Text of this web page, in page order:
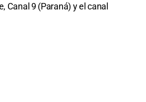
Canal 9 (Paraná) y el canal